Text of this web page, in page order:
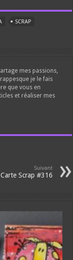
SCRAP
mes passions,
je le fais
que vous en
et réaliser mes
Suivant
Carte Scrap #316